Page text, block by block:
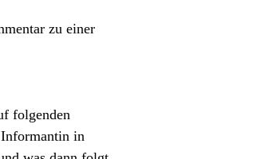
zu einer
folgenden
in